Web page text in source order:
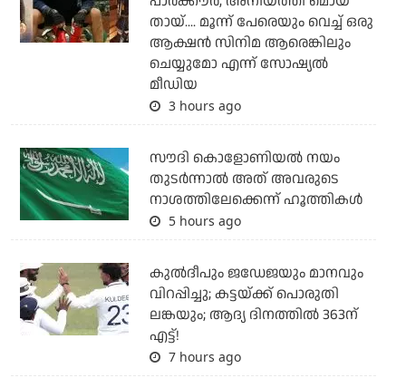
തായ്.... മൂന്ന് പേരെയും വെച്ച് ഒരു
ആക്ഷന്‍ സിനിമ ആരെങ്കിലും
ചെയ്യുമോ എന്ന് സോഷ്യല്‍
മീഡിയ
3 hours ago
സൗദി കൊളോണിയല്‍ നയം
തുടര്‍ന്നാല്‍ അത് അവരുടെ
നാശത്തിലേക്കെന്ന് ഹൂത്തികള്‍
5 hours ago
കുല്‍ദീപും ജഡേജയും മാനവും
വിറപ്പിച്ചു; കട്ടയ്ക്ക് പൊരുതി
ലങ്കയും; ആദ്യ ദിനത്തില്‍ 363ന്
എട്ട്!
7 hours ago